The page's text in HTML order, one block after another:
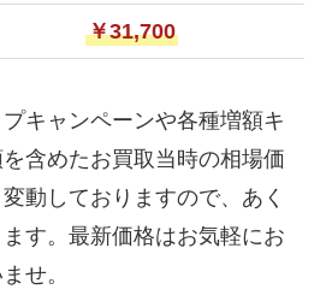
￥31,700
キャンペーンや各種増額キ
含めたお買取当時の相場価
動しておりますので、あく
す。最新価格はお気軽にお
せ。